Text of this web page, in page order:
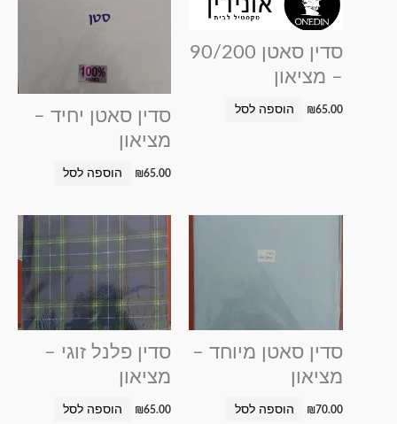
סדין סאטן 90/200
– מציאון
₪65.00 הוספה לסל
סדין סאטן יחיד –
מציאון
₪65.00 הוספה לסל
סדין סאטן מיוחד –
מציאון
₪70.00 הוספה לסל
סדין פלנל זוגי –
מציאון
₪65.00 הוספה לסל